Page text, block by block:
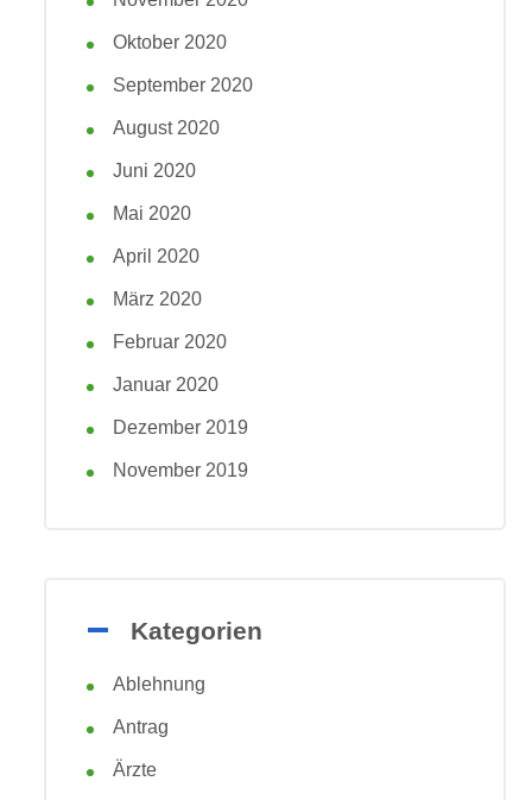
Oktober 2020
September 2020
August 2020
Juni 2020
Mai 2020
April 2020
März 2020
Februar 2020
Januar 2020
Dezember 2019
November 2019
Kategorien
Ablehnung
Antrag
Ärzte